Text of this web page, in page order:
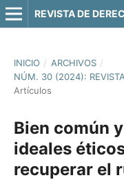
REVISTA DE
INICIO / ARCHIVOS /
NÚM. 30 (2024):
Artículos
Bien común
ideales
recuperar el